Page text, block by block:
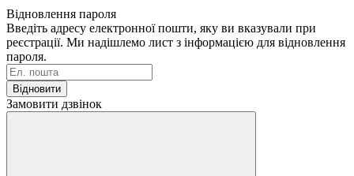
Відновлення пароля
Введіть адресу електронної пошти, яку ви вказували при
реєстрації. Ми надішлемо лист з інформацією для відновлення
пароля.
Відновити
Замовити дзвінок